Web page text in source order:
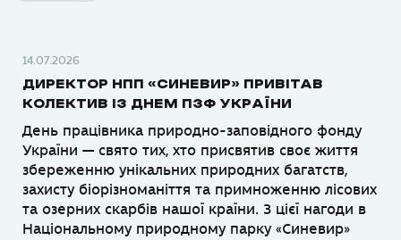
14.07.2026
ДИРЕКТОР НПП «СИНЕВИР» ПРИВІТАВ
КОЛЕКТИВ ІЗ ДНЕМ ПЗФ УКРАЇНИ
День працівника природно-заповідного фонду
України — свято тих, хто присвятив своє життя
збереженню унікальних природних багатств,
захисту біорізноманіття та примноженню лісових
та озерних скарбів нашої країни. З цієї нагоди в
Національному природному парку «Синевир»